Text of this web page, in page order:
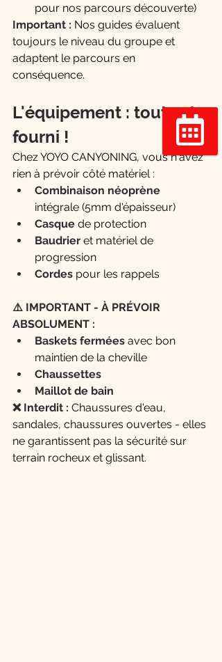
Réserver
pour nos parcours découverte)
Important : Nos guides évaluent
toujours le niveau du groupe et
adaptent le parcours en
conséquence.
L'équipement : tout est
fourni !
Chez YOYO CANYONING, vous n'avez
rien à prévoir côté matériel :
Combinaison néoprène
intégrale (5mm d'épaisseur)
Casque de protection
Baudrier et matériel de
progression
Cordes pour les rappels
⚠️ IMPORTANT - À PRÉVOIR
ABSOLUMENT :
Baskets fermées avec bon
maintien de la cheville
Chaussettes
Maillot de bain
❌ Interdit : Chaussures d'eau,
sandales, chaussures ouvertes - elles
ne garantissent pas la sécurité sur
terrain rocheux et glissant.